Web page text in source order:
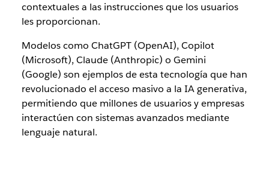
contextuales a las instrucciones que los usuarios
les proporcionan.
Modelos como ChatGPT (OpenAI), Copilot
(Microsoft), Claude (Anthropic) o Gemini
(Google) son ejemplos de esta tecnología que han
revolucionado el acceso masivo a la IA generativa,
permitiendo que millones de usuarios y empresas
interactúen con sistemas avanzados mediante
lenguaje natural.